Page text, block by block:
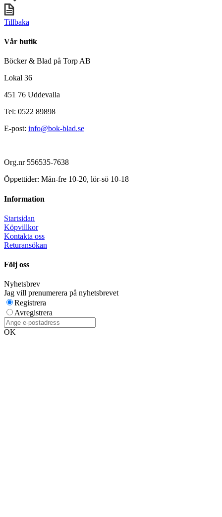
Tillbaka
Vår butik
Böcker & Blad på Torp AB
Lokal 36
451 76 Uddevalla
Tel: 0522 89898
E-post: info@bok-blad.se
Org.nr 556535-7638
Öppettider: Mån-fre 10-20, lör-sö 10-18
Information
Startsidan
Köpvillkor
Kontakta oss
Returansökan
Följ oss
Nyhetsbrev
Jag vill prenumerera på nyhetsbrevet
Registrera
Avregistrera
OK